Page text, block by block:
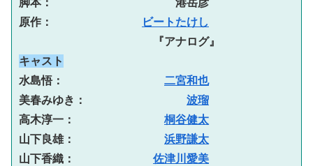
原作：
ビートたけし
『アナログ』
キャスト
水島悟： 二宮和也
美春みゆき： 波瑠
高木淳一： 桐谷健太
山下良雄： 浜野謙太
山下香織： 佐津川愛美